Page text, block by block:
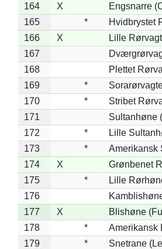
164
X
Engsnarre
165
*
Hvidbrystet
166
X
Lille
167
168
Plettet
169
*
170
*
Stribet
171
Sultanhøne
172
*
Lille
173
*
Amerikansk
174
X
Grønbenet
175
*
Lille
176
177
X
Blishøne
178
*
Amerikansk
179
*
Snetrane